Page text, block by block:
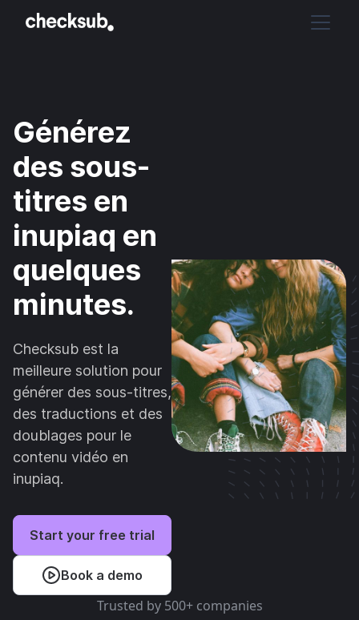
Générez
des sous-
titres en
inupiaq en
quelques
minutes.
Checksub est la
meilleure solution pour
générer des sous-titres,
des traductions et des
doublages pour le
contenu vidéo en
inupiaq.
Book a demo
Start your free trial
Trusted by 500+ companies